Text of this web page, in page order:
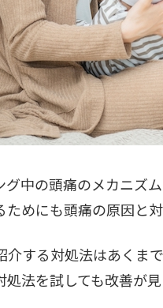
グ中の頭痛のメカニズ
めにも頭痛の原因と
介する対処法はあくま
処法を試しても改善が